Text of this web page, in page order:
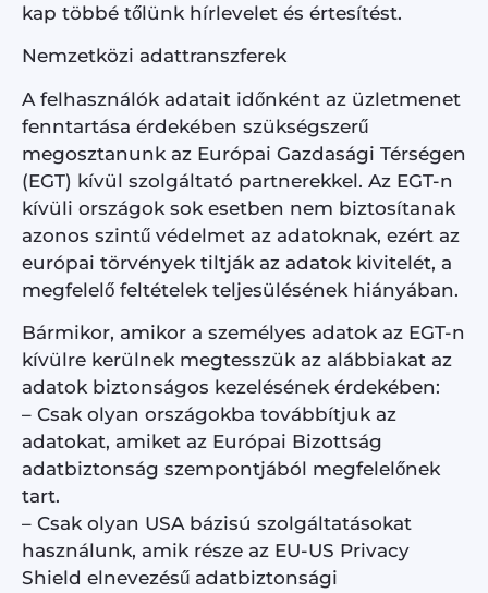
kap többé tőlünk hírlevelet és értesítést.
Nemzetközi adattranszferek
A felhasználók adatait időnként az üzletmenet
fenntartása érdekében szükségszerű
megosztanunk az Európai Gazdasági Térségen
(EGT) kívül szolgáltató partnerekkel. Az EGT-n
kívüli országok sok esetben nem biztosítanak
azonos szintű védelmet az adatoknak, ezért az
európai törvények tiltják az adatok kivitelét, a
megfelelő feltételek teljesülésének hiányában.
Bármikor, amikor a személyes adatok az EGT-n
kívülre kerülnek megtesszük az alábbiakat az
adatok biztonságos kezelésének érdekében:
– Csak olyan országokba továbbítjuk az
adatokat, amiket az Európai Bizottság
adatbiztonság szempontjából megfelelőnek
tart.
– Csak olyan USA bázisú szolgáltatásokat
használunk, amik része az EU-US Privacy
Shield elnevezésű adatbiztonsági